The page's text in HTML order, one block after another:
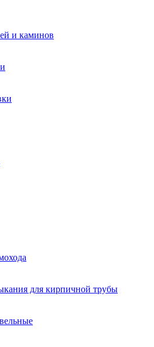
и каминов
для кирпичной трубы